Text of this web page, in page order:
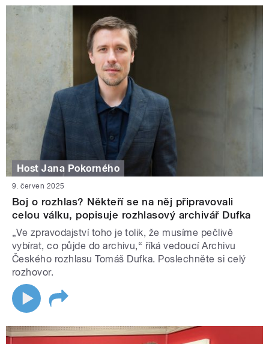
Host Jana Pokorného
9. červen 2025
Boj o rozhlas? Někteří se na něj připravovali
celou válku, popisuje rozhlasový archivář Dufka
„Ve zpravodajství toho je tolik, že musíme pečlivě
vybírat, co půjde do archivu,“ říká vedoucí Archivu
Českého rozhlasu Tomáš Dufka. Poslechněte si celý
rozhovor.